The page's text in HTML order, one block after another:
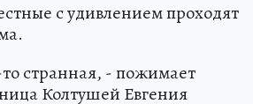
с удивлением проходят
странная, - пожимает
Колтушей Евгения